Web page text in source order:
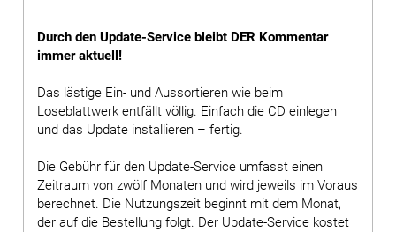
Durch den Update-Service bleibt DER Kommentar
immer aktuell!
Das lästige Ein- und Aussortieren wie beim
Loseblattwerk entfällt völlig. Einfach die CD einlegen
und das Update installieren – fertig.
Die Gebühr für den Update-Service umfasst einen
Zeitraum von zwölf Monaten und wird jeweils im Voraus
berechnet. Die Nutzungszeit beginnt mit dem Monat,
der auf die Bestellung folgt. Der Update-Service kostet